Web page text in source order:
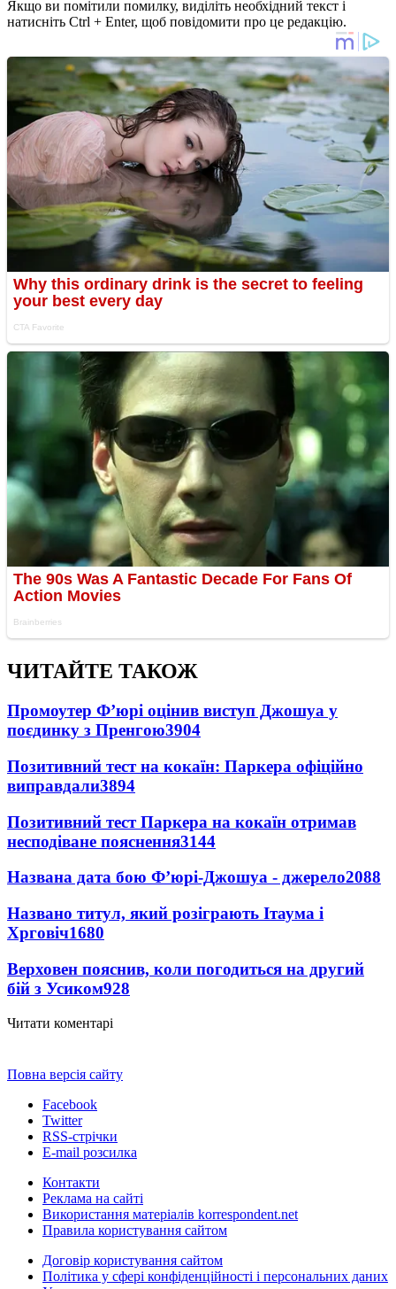
Якщо ви помітили помилку, виділіть необхідний текст і
натисніть Ctrl + Enter, щоб повідомити про це редакцію.
ЧИТАЙТЕ ТАКОЖ
Промоутер Ф’юрі оцінив виступ Джошуа у
поєдинку з Пренгою3904
Позитивний тест на кокаїн: Паркера офіційно
виправдали3894
Позитивний тест Паркера на кокаїн отримав
несподіване пояснення3144
Названа дата бою Ф’юрі-Джошуа - джерело2088
Названо титул, який розіграють Ітаума і
Хрговіч1680
Верховен пояснив, коли погодиться на другий
бій з Усиком928
Читати коментарі
Повна версія сайту
Facebook
Twitter
RSS-стрічки
E-mail розсилка
Контакти
Реклама на сайті
Використання матеріалів korrespondent.net
Правила користування сайтом
Договір користування сайтом
Політика у сфері конфіденційності і персональних даних